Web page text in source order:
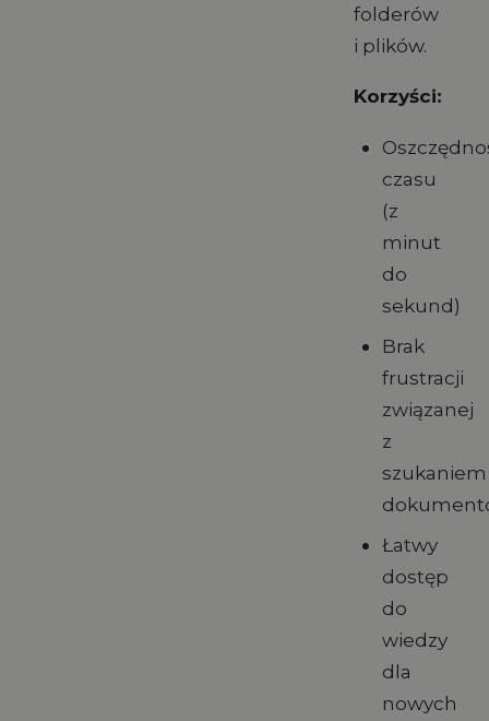
folderów
i plików.
Korzyści:
czasu
(z
minut
do
sekund)
Brak
frustracji
związanej
z
szukaniem
Łatwy
dostęp
do
wiedzy
dla
nowych